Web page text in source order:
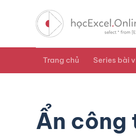
Trang chủ Series bài
Ẩn công